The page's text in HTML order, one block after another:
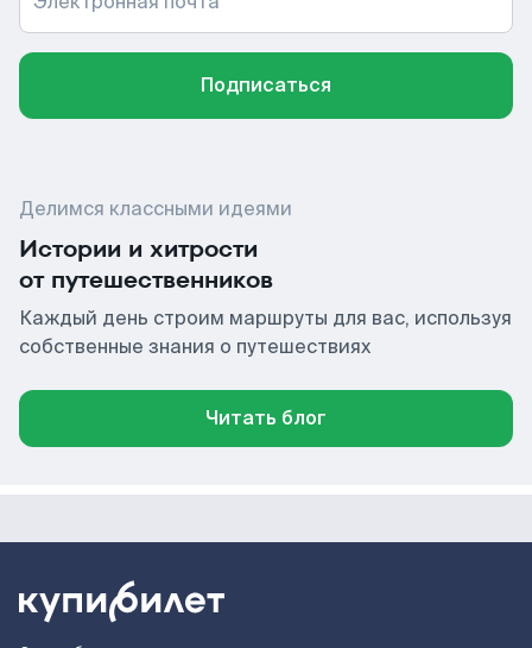
Подписаться
Делимся классными идеями
Истории и хитрости
от путешественников
Каждый день строим маршруты для вас, используя
собственные знания о путешествиях
Читать блог